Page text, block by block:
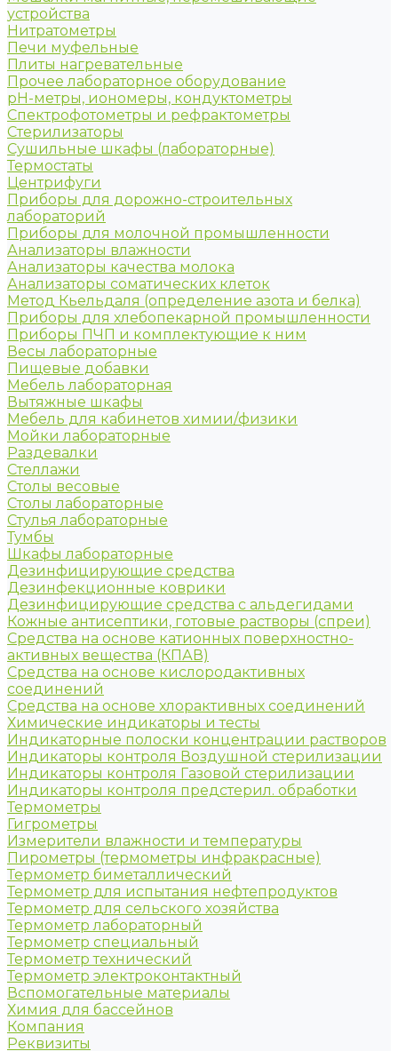
устройства
Нитратометры
Печи муфельные
Плиты нагревательные
Прочее лабораторное оборудование
рН-метры, иономеры, кондуктометры
Спектрофотометры и рефрактометры
Стерилизаторы
Сушильные шкафы (лабораторные)
Термостаты
Центрифуги
Приборы для дорожно-строительных
лабораторий
Приборы для молочной промышленности
Анализаторы влажности
Анализаторы качества молока
Анализаторы соматических клеток
Метод Кьельдаля (определение азота и белка)
Приборы для хлебопекарной промышленности
Приборы ПЧП и комплектующие к ним
Весы лабораторные
Пищевые добавки
Мебель лабораторная
Вытяжные шкафы
Мебель для кабинетов химии/физики
Мойки лабораторные
Раздевалки
Стеллажи
Столы весовые
Столы лабораторные
Стулья лабораторные
Тумбы
Шкафы лабораторные
Дезинфицирующие средства
Дезинфекционные коврики
Дезинфицирующие средства с альдегидами
Кожные антисептики, готовые растворы (спреи)
Средства на основе катионных поверхностно-
активных вещества (КПАВ)
Средства на основе кислородактивных
соединений
Средства на основе хлорактивных соединений
Химические индикаторы и тесты
Индикаторные полоски концентрации растворов
Индикаторы контроля Воздушной стерилизации
Индикаторы контроля Газовой стерилизации
Индикаторы контроля предстерил. обработки
Термометры
Гигрометры
Измерители влажности и температуры
Пирометры (термометры инфракрасные)
Термометр биметаллический
Термометр для испытания нефтепродуктов
Термометр для сельского хозяйства
Термометр лабораторный
Термометр специальный
Термометр технический
Термометр электроконтактный
Вспомогательные материалы
Химия для бассейнов
Компания
Реквизиты